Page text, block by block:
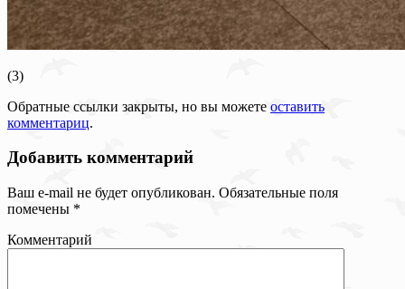
(3)
Обратные ссылки закрыты, но вы можете оставить
комментариц.
Добавить комментарий
Ваш e-mail не будет опубликован. Обязательные поля
помечены *
Комментарий